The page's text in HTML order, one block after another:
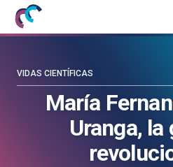
Mujeres
con
blog
María
Uranga, la
VIDAS CIENTÍFICAS